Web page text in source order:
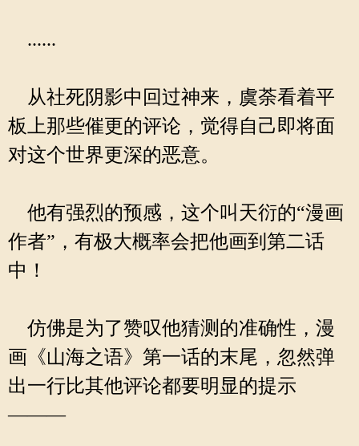
......
从社死阴影中回过神来，虞荼看着平
板上那些催更的评论，觉得自己即将面
对这个世界更深的恶意。
他有强烈的预感，这个叫天衍的“漫画
作者”，有极大概率会把他画到第二话
中！
仿佛是为了赞叹他猜测的准确性，漫
画《山海之语》第一话的末尾，忽然弹
出一行比其他评论都要明显的提示
———